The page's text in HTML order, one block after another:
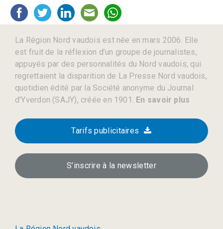
La Région Nord vaudois est née en mars 2006. Elle
est fruit de la réflexion d’un groupe de journalistes,
appuyés par des personnalités du Nord vaudois, qui
regrettaient la disparition de La Presse Nord vaudois,
quotidien édité par la Société anonyme du Journal
d’Yverdon (SAJY), créée en 1901. En savoir plus
Tarifs publicitaires
S’inscrire à la newsletter